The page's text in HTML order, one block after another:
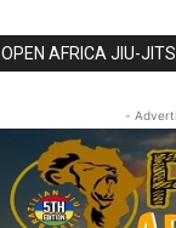
OPEN AFRICA JIU-